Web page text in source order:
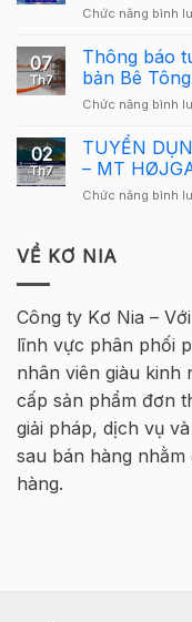
Chức năng bình
07
Th7
Thông báo
bản Bê
Chức năng bình
02
Th7
TUYỂN
– MT
Chức năng bình
VỀ KƠ NIA
Công ty Kơ Nia –
lĩnh vực phân phối
nhân viên giàu kinh
cấp sản phẩm đơn
giải pháp, dịch vụ
sau bán hàng
hàng.